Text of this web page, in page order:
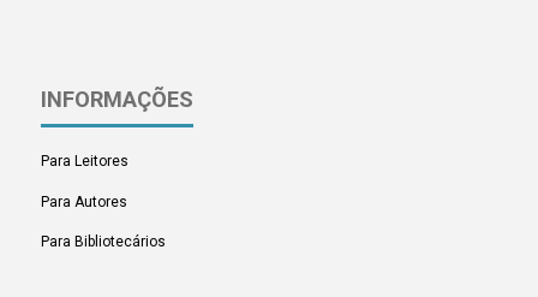
INFORMAÇÕES
Para Leitores
Para Autores
Para Bibliotecários